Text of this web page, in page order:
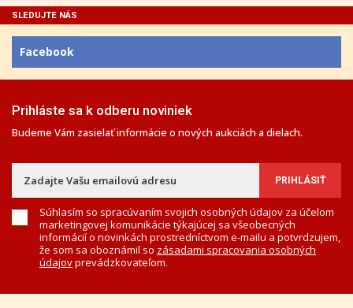
SLEDUJTE NÁS
Facebook
Prihláste sa k odberu noviniek
Budeme Vám zasielať informácie o nových aukciách a dielach.
Súhlasím so spracúvaním svojich osobných údajov za účelom
marketingovej komunikácie týkajúcej sa všeobecných
informácií o novinkách prostredníctvom e-mailu a potvrdzujem,
že som sa oboznámil so zásadami spracovania osobných
údajovprevádzkovateľom.